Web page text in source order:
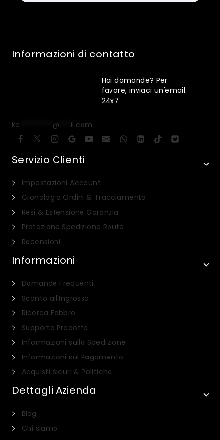
Informazioni di contatto
Hai domande? Per
favore, inviaci un'email
24x7
ke @ il.com
Servizio Clienti
Impostazioni Account
Cronologia Ordini & Tracciamento
Resi & Estensione Garanzia
Protezione Spedizione Route
Recensioni
Informazioni
Domande Frequenti
Sconto all'Ingrosso
Ricerca Fabbro
Supporto Prodotto
Informazioni sulla Spedizione
Informazioni sul Pagamento
Acquisti Sicuri & Politiche
Dettagli Azienda
Blog
Chi siamo